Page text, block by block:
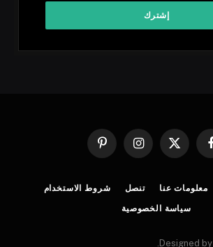
فيسبوك
X
الانستغرامبينتيريست
معلومات عنا تنصل شروط الاستخدام
سياسة الخصوصية
.